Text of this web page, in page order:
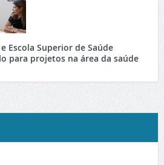
Escola Superior de Saúde
para projetos na área da saúde